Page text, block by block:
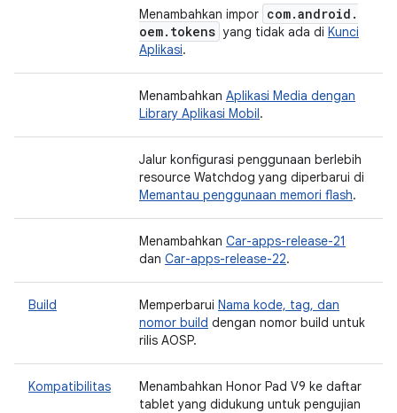
Menambahkan impor com.android .
oem. tokens yang tidak ada di Kunci
Aplikasi.
Menambahkan Aplikasi Media dengan
Library Aplikasi Mobil.
Jalur konfigurasi penggunaan berlebih
resource Watchdog yang diperbarui di
Memantau penggunaan memori flash.
Menambahkan Car-apps-release-21
dan Car-apps-release-22.
Build Memperbarui Nama kode, tag, dan
nomor build dengan nomor build untuk
rilis AOSP.
Kompatibilitas
Menambahkan Honor Pad V9 ke daftar
tablet yang didukung untuk pengujian